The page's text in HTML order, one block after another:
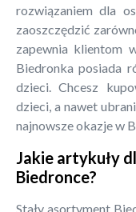
rozwiązaniem dla
zaoszczędzić
zapewnia klientom
Biedronka posiada
dzieci. Chcesz
dzieci, a nawet
najnowsze okazje w
Jakie artykuły
Biedronce?
Stały asortyment